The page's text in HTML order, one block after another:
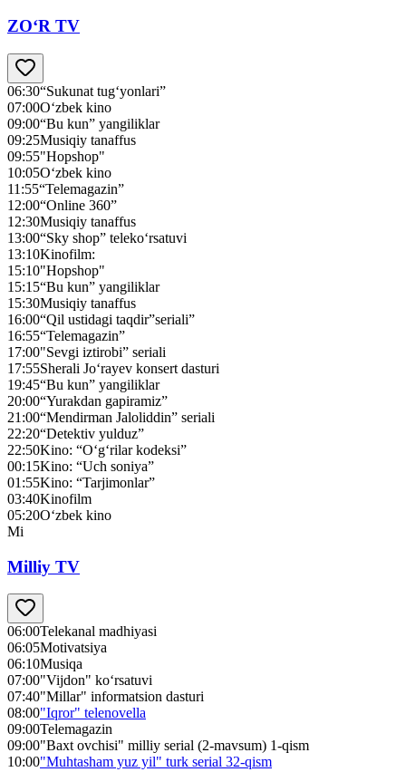
ZO‘R TV
06:30“Sukunat tug‘yonlari”
07:00O‘zbek kino
09:00“Bu kun” yangiliklar
09:25Musiqiy tanaffus
09:55"Hopshop"
10:05O‘zbek kino
11:55“Telemagazin”
12:00“Online 360”
12:30Musiqiy tanaffus
13:00“Sky shop” teleko‘rsatuvi
13:10Kinofilm:
15:10"Hopshop"
15:15“Bu kun” yangiliklar
15:30Musiqiy tanaffus
16:00“Qil ustidagi taqdir”seriali”
16:55“Telemagazin”
17:00"Sevgi iztirobi” seriali
17:55Sherali Jo‘rayev konsert dasturi
19:45“Bu kun” yangiliklar
20:00“Yurakdan gapiramiz”
21:00“Mendirman Jaloliddin” seriali
22:20“Detektiv yulduz”
22:50Kino: “O‘g‘rilar kodeksi”
00:15Kino: “Uch soniya”
01:55Kino: “Tarjimonlar”
03:40Kinofilm
05:20O‘zbek kino
Mi
Milliy TV
06:00Telekanal madhiyasi
06:05Motivatsiya
06:10Musiqa
07:00"Vijdon" ko‘rsatuvi
07:40"Millar" informatsion dasturi
08:00"Iqror" telenovella
09:00Telemagazin
09:00"Baxt ovchisi" milliy serial (2-mavsum) 1-qism
10:00"Muhtasham yuz yil" turk serial 32-qism